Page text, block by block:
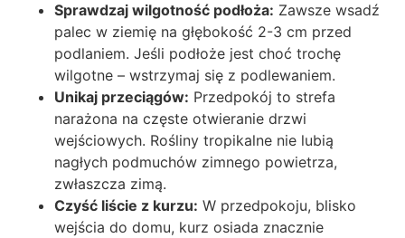
Sprawdzaj wilgotność podłoża: Zawsze wsadź
palec w ziemię na głębokość 2-3 cm przed
podlaniem. Jeśli podłoże jest choć trochę
wilgotne – wstrzymaj się z podlewaniem.
Unikaj przeciągów: Przedpokój to strefa
narażona na częste otwieranie drzwi
wejściowych. Rośliny tropikalne nie lubią
nagłych podmuchów zimnego powietrza,
zwłaszcza zimą.
Czyść liście z kurzu: W przedpokoju, blisko
wejścia do domu, kurz osiada znacznie